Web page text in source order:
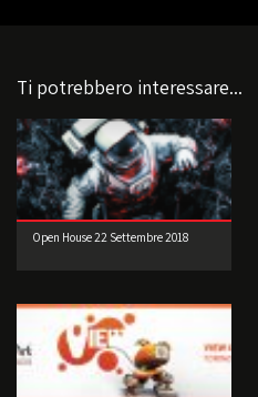
Ti potrebbero interessare...
Open House 22 Settembre 2018